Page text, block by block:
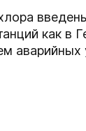
как в
аварийных